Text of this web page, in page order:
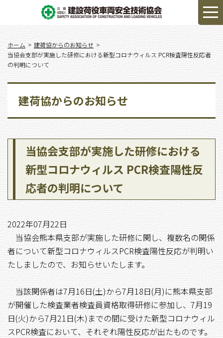
ホーム
建荷協からのお知らせ
当協会支部が実施した研修における新型コロナウィルス PCR検査陽性反応者
の判明について
建荷協からのお知らせ
当協会支部が実施した研修における
新型コロナウィルス PCR検査陽性反
応者の判明について
2022年07月22日
当協会熊本県支部が実施した研修に関し、複数名の関係
者について新型コロナウィルスPCR検査陽性反応が判明い
たしましたので、お知らせいたします。
当該関係者は7月16日(土)から7月18日(月)に熊本県支部
が開催した検査業者検査員資格取得研修に参加し、7月19
日(火)から7月21日(木)までの間に受けた新型コロナウィル
スPCR検査において、それぞれ陽性反応が出たものです。